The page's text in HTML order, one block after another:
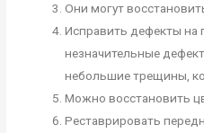
Они могут
Исправить дефекты на
незначительные
небольшие трещины,
Можно восстановить
Реставрировать